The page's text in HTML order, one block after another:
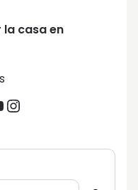
casa en
Instagram